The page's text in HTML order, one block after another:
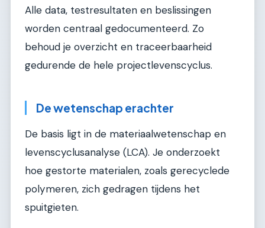
Alle data, testresultaten en beslissingen
worden centraal gedocumenteerd. Zo
behoud je overzicht en traceerbaarheid
gedurende de hele projectlevenscyclus.
De wetenschap erachter
De basis ligt in de materiaalwetenschap en
levenscyclusanalyse (LCA). Je onderzoekt
hoe gestorte materialen, zoals gerecyclede
polymeren, zich gedragen tijdens het
spuitgieten.